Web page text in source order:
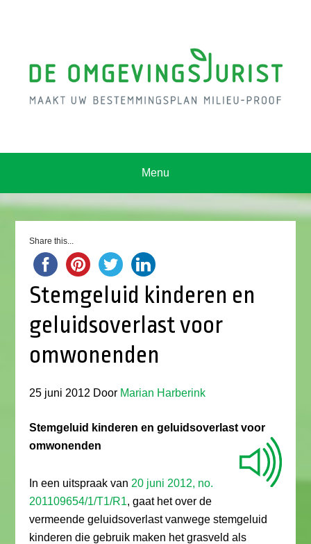
Menu
Share this...
Stemgeluid kinderen en
geluidsoverlast voor
omwonenden
25 juni 2012 Door Marian Harberink
Stemgeluid kinderen en geluidsoverlast voor
omwonenden
In een uitspraak van 20 juni 2012, no.
201109654/1/T1/R1, gaat het over de
vermeende geluidsoverlast vanwege stemgeluid
kinderen die gebruik maken het grasveld als